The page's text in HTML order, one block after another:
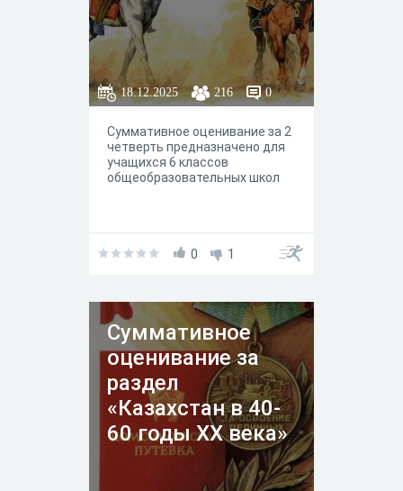
18.12.2025 216 0
Суммативное оценивание за 2
четверть предназначено для
учащихся 6 классов
общеобразовательных школ
0 1
Суммативное
оценивание за
раздел
«Казахстан в 40-
60 годы XX века»